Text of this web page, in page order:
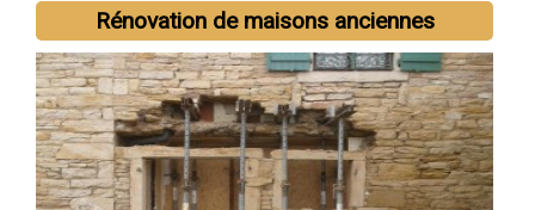
Rénovation de maisons anciennes